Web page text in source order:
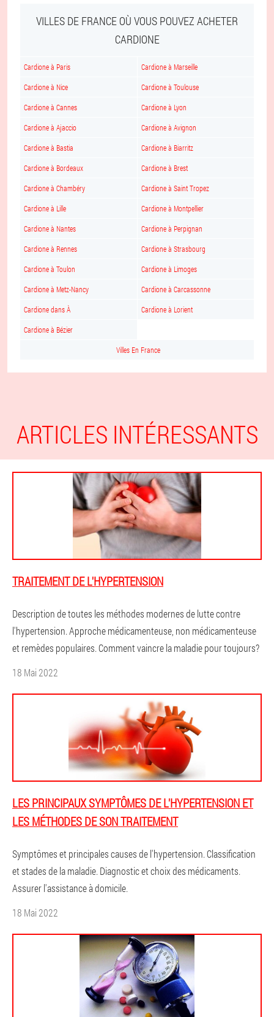
VILLES DE FRANCE OÙ VOUS POUVEZ ACHETER
CARDIONE
Cardione à Paris Cardione à Marseille
Cardione à Nice Cardione à Toulouse
Cardione à Cannes Cardione à Lyon
Cardione à Ajaccio Cardione à Avignon
Cardione à Bastia Cardione à Biarritz
Cardione à Bordeaux Cardione à Brest
Cardione à Chambéry Cardione à Saint Tropez
Cardione à Lille Cardione à Montpellier
Cardione à Nantes Cardione à Perpignan
Cardione à Rennes Cardione à Strasbourg
Cardione à Toulon Cardione à Limoges
Cardione à Metz-Nancy Cardione à Carcassonne
Cardione dans À Cardione à Lorient
Cardione à Bézier
Villes En France
ARTICLES INTÉRESSANTS
TRAITEMENT DE L'HYPERTENSION
Description de toutes les méthodes modernes de lutte contre
l'hypertension. Approche médicamenteuse, non médicamenteuse
et remèdes populaires. Comment vaincre la maladie pour toujours?
18 Mai 2022
LES PRINCIPAUX SYMPTÔMES DE L'HYPERTENSION ET
LES MÉTHODES DE SON TRAITEMENT
Symptômes et principales causes de l'hypertension. Classification
et stades de la maladie. Diagnostic et choix des médicaments.
Assurer l'assistance à domicile.
18 Mai 2022